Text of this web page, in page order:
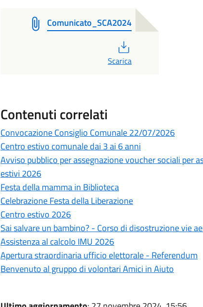
Comunicato_SCA2024
Scarica
Contenuti correlati
Convocazione Consiglio Comunale 22/07/2026
Centro estivo comunale dai 3 ai 6 anni
Avviso pubblico per assegnazione voucher sociali per
estivi 2026
Festa della mamma in Biblioteca
Celebrazione Festa della Liberazione
Centro estivo 2026
Sai salvare un bambino? - Corso di disostruzione vie
Assistenza al calcolo IMU 2026
Apertura straordinaria ufficio elettorale - Referendum
Benvenuto al gruppo di volontari Amici in Aiuto